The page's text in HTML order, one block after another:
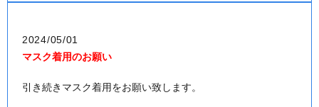
2024/05/01
マスク着用のお願い
引き続きマスク着用をお願い致します。